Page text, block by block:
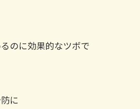
のに効果的なツボで
に